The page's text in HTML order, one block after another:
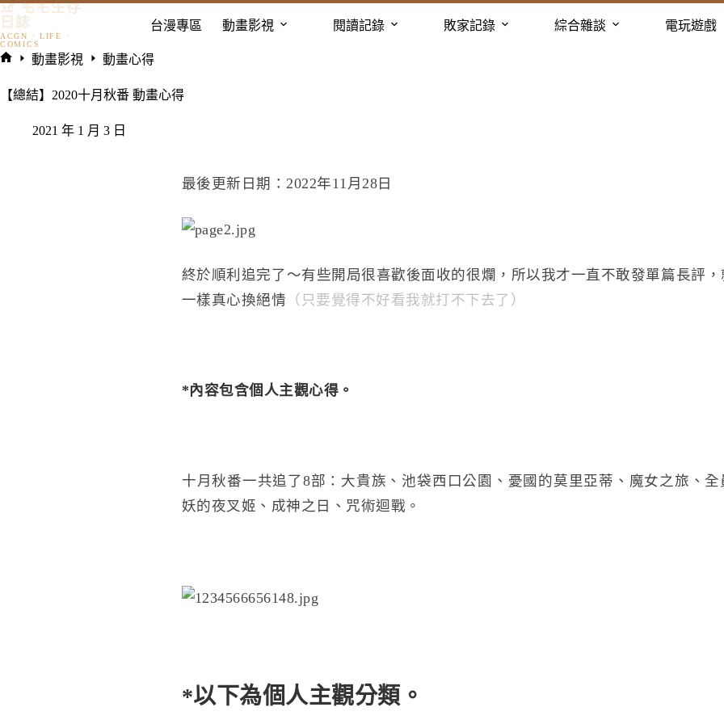
跳
至
主
內
𓃠 宅宅生存
日誌
台漫專區 動畫影視 閱讀記錄 敗家記錄 綜合雜談 電玩遊戲
頁
動畫影視 動畫心得
【總結】2020十月秋番 動畫心得
2021 年 1 月 3 日
最後更新日期：2022年11月28日
終於順利追完了～有些開局很喜歡後面收的很爛，所以我才一直不敢發單篇長評，
一樣真心換絕情 （只要覺得不好看我就打不下去了）
*內容包含個人主觀心得。
十月秋番一共追了8部：大貴族、池袋西口公園、憂國的莫里亞蒂、魔女之旅、全
妖的夜叉姬、成神之日、咒術迴戰。
*以下為個人主觀分類。